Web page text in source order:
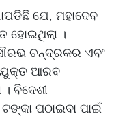
ଯେ, ମହାଦେବ
ହୋଇଥିଲା ।
ଚନ୍ଦ୍ରକର ଏବଂ
ଆରବ
ବିଦେଶୀ
ପଠାଇବା ପାଇଁ